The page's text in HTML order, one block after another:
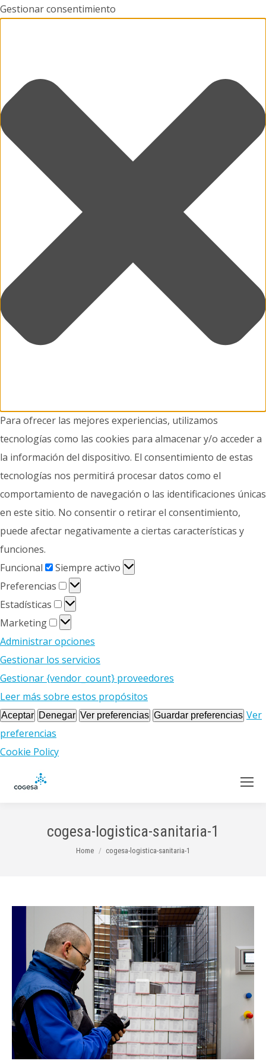
Gestionar consentimiento
Para ofrecer las mejores experiencias, utilizamos
tecnologías como las cookies para almacenar y/o acceder a
la información del dispositivo. El consentimiento de estas
tecnologías nos permitirá procesar datos como el
comportamiento de navegación o las identificaciones únicas
en este sitio. No consentir o retirar el consentimiento,
puede afectar negativamente a ciertas características y
funciones.
Funcional
Funcional
Siempre activo
Preferencias
Preferencias
Estadísticas
Estadísticas
Marketing
Marketing
Administrar opciones
Gestionar los servicios
Gestionar {vendor_count} proveedores
Leer más sobre estos propósitos
Aceptar Denegar Ver preferencias Guardar preferencias Ver
preferencias
Cookie Policy
cogesa-logistica-sanitaria-1
You are here:
Home cogesa-logistica-sanitaria-1